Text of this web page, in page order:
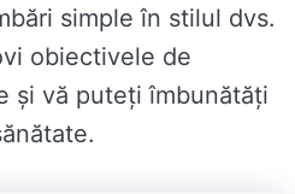
simple în stilul dvs.
obiectivele de
și vă puteți îmbunătăți